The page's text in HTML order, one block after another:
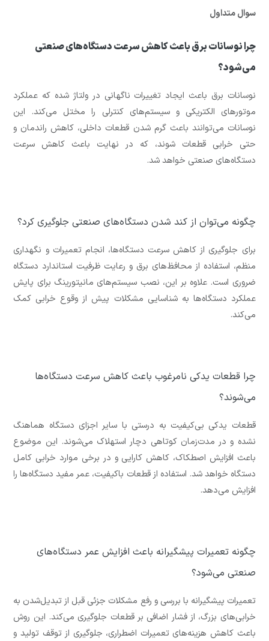
سوال متداول
چرا نوسانات برق باعث کاهش سرعت دستگاه‌های صنعتی
می‌شود؟
نوسانات برق باعث ایجاد تغییرات ناگهانی در ولتاژ شده که عملکرد
موتورهای الکتریکی و سیستم‌های کنترلی را مختل می‌کند. این
نوسانات می‌توانند باعث گرم شدن قطعات داخلی، کاهش راندمان و
حتی خرابی قطعات شوند، که در نهایت باعث کاهش سرعت
دستگاه‌های صنعتی خواهد شد.
چگونه می‌توان از کند شدن دستگاه‌های صنعتی جلوگیری کرد؟
برای جلوگیری از کاهش سرعت دستگاه‌ها، انجام تعمیرات و نگهداری
منظم، استفاده از محافظ‌های برق و رعایت ظرفیت استاندارد دستگاه
ضروری است. علاوه بر این، نصب سیستم‌های مانیتورینگ برای پایش
عملکرد دستگاه‌ها به شناسایی مشکلات پیش از وقوع خرابی کمک
می‌کند.
چرا قطعات یدکی نامرغوب باعث کاهش سرعت دستگاه‌ها
می‌شوند؟
قطعات یدکی بی‌کیفیت به درستی با سایر اجزای دستگاه هماهنگ
نشده و در مدت‌زمان کوتاهی دچار استهلاک می‌شوند. این موضوع
باعث افزایش اصطکاک، کاهش کارایی و در برخی موارد خرابی کامل
دستگاه خواهد شد. استفاده از قطعات باکیفیت، عمر مفید دستگاه‌ها را
افزایش می‌دهد.
چگونه تعمیرات پیشگیرانه باعث افزایش عمر دستگاه‌های
صنعتی می‌شود؟
تعمیرات پیشگیرانه با بررسی و رفع مشکلات جزئی قبل از تبدیل‌شدن به
خرابی‌های بزرگ، از فشار اضافی بر قطعات جلوگیری می‌کند. این روش
باعث کاهش هزینه‌های تعمیرات اضطراری، جلوگیری از توقف تولید و